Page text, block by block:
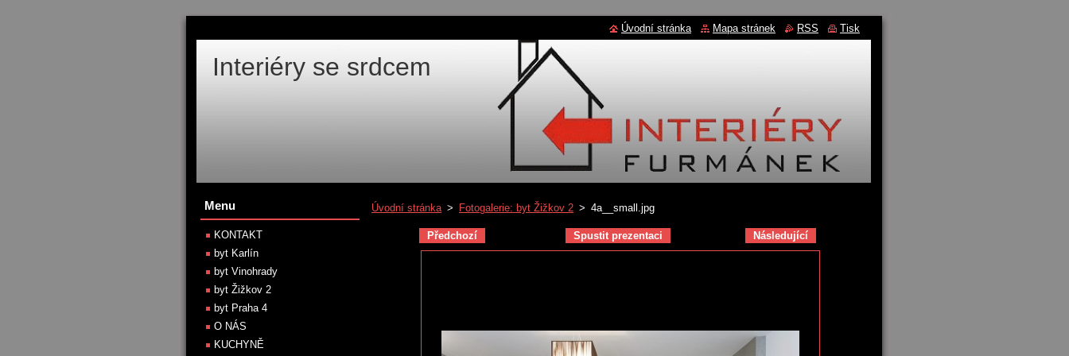
Interiéry se srdcem
Úvodní stránka > Fotogalerie: byt Žižkov 2 > 4a__small.jpg
Předchozí Spustit prezentaci Následující
Menu
KONTAKT
byt Karlín
byt Vinohrady
byt Žižkov 2
byt Praha 4
O NÁS
KUCHYNĚ
Úvodní stránka Mapa stránek RSS Tisk